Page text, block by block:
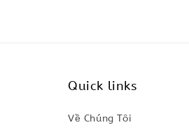
Quick links
Về Chúng Tôi